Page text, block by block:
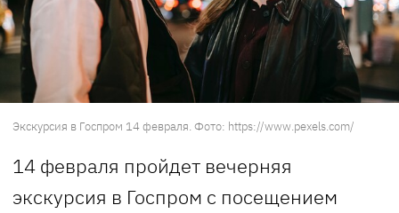
Экскурсия в Госпром 14 февраля. Фото: https://www.pexels.com/
14 февраля пройдет вечерняя
экскурсия в Госпром с посещением